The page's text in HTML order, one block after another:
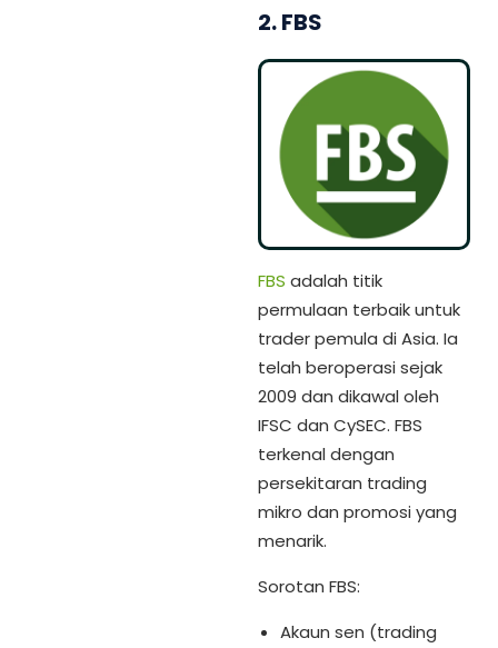
2. FBS
FBS adalah titik
permulaan terbaik untuk
trader pemula di Asia. Ia
telah beroperasi sejak
2009 dan dikawal oleh
IFSC dan CySEC. FBS
terkenal dengan
persekitaran trading
mikro dan promosi yang
menarik.
Sorotan FBS:
Akaun sen (trading